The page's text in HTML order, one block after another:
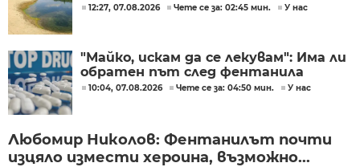
12:27, 07.08.2026 Чете се за: 02:45 мин. У нас
"Майко, искам да се лекувам": Има ли
обратен път след фентанила
10:04, 07.08.2026 Чете се за: 04:50 мин. У нас
Любомир Николов: Фентанилът почти
изцяло измести хероина, възможно...